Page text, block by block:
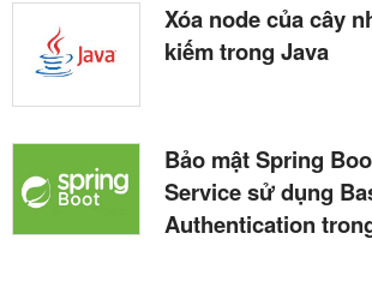
Xóa node của cây
kiếm trong Java
Bảo mật Spring
Service sử dụng
Authentication